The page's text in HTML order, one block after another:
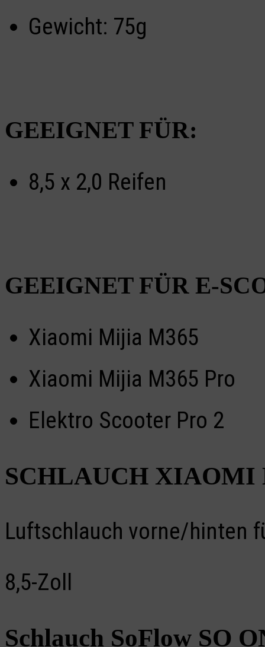
Gewicht: 75g
GEEIGNET FÜR:
8,5 x 2,0 Reifen
GEEIGNET FÜR E-
Xiaomi Mijia M365
Xiaomi Mijia M365 Pro
Elektro Scooter Pro 2
SCHLAUCH XIAOMI
Luftschlauch vorne/hinten
8,5-Zoll
Schlauch SoFlow SO